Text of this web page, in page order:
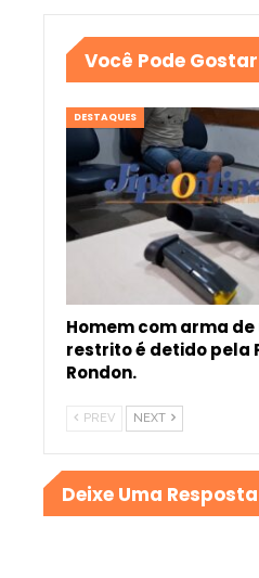
Você Pode
DESTAQUES
Homem com arma de
restrito é detido pela
Rondon.
PREV NEXT
Deixe Uma Resposta